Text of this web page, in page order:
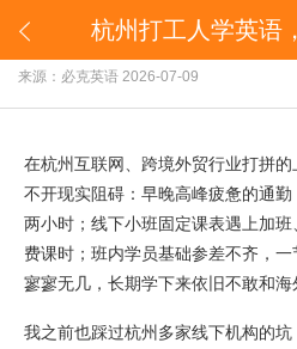
 杭州打工人学英语，推荐
来源：必克英语 2026-07-09
在杭州互联网、跨境外贸行业打拼
不开现实阻碍：早晚高峰疲惫的通
两小时；线下小班固定课表遇上加
费课时；班内学员基础参差不齐，
寥寥无几，长期学下来依旧不敢和海
我之前也踩过杭州多家线下机构的